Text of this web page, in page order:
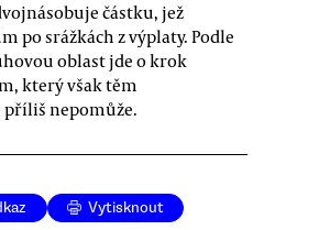
částku, jež
po srážkách z výplaty. Podle
oblast jde o krok
který však těm
nepomůže.
Vytisknout